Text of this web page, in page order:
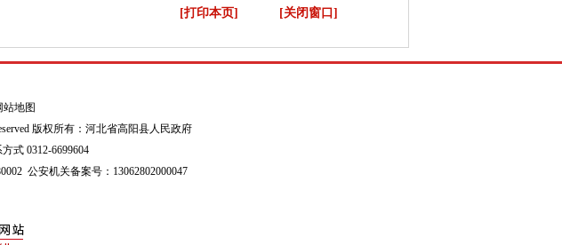
[打印本页] [关闭窗口]
站地图
版权所有：河北省高阳县人民政府
式 0312-6699604
公安机关备案号：13062802000047